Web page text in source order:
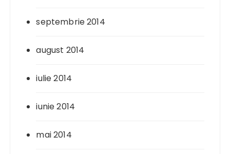
septembrie 2014
august 2014
iulie 2014
iunie 2014
mai 2014